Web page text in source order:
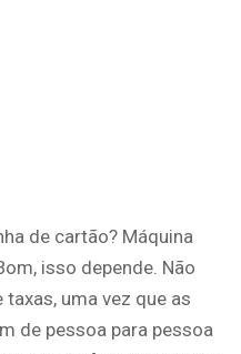
de cartão? Máquina
isso depende. Não
uma vez que as
de pessoa para pessoa